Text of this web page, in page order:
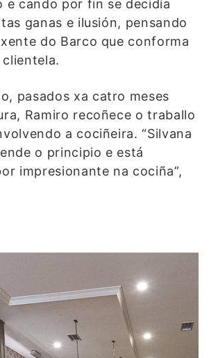
e cando por fin se decidía
ganas e ilusión, pensando
do Barco que conforma
pasados xa catro meses
Ramiro recoñece o traballo
a cociñeira. “Silvana
o principio e está
impresionante na cociña”,